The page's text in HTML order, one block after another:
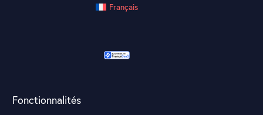
Français
Fonctionnalités